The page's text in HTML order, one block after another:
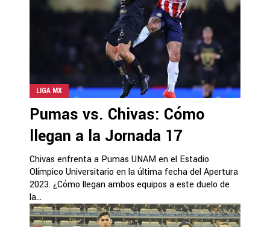
LIGA MX
Pumas vs. Chivas: Cómo
llegan a la Jornada 17
Chivas enfrenta a Pumas UNAM en el Estadio
Olímpico Universitario en la última fecha del Apertura
2023. ¿Cómo llegan ambos equipos a este duelo de
la...